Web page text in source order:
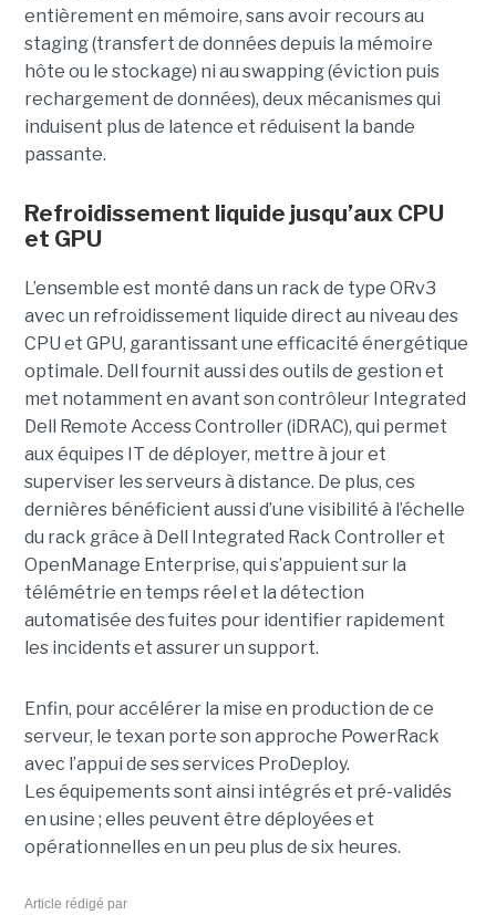
entièrement en mémoire, sans avoir recours au
staging (transfert de données depuis la mémoire
hôte ou le stockage) ni au swapping (éviction puis
rechargement de données), deux mécanismes qui
induisent plus de latence et réduisent la bande
passante.
Refroidissement liquide jusqu’aux CPU
et GPU
L’ensemble est monté dans un rack de type ORv3
avec un refroidissement liquide direct au niveau des
CPU et GPU, garantissant une efficacité énergétique
optimale. Dell fournit aussi des outils de gestion et
met notamment en avant son contrôleur Integrated
Dell Remote Access Controller (iDRAC), qui permet
aux équipes IT de déployer, mettre à jour et
superviser les serveurs à distance. De plus, ces
dernières bénéficient aussi d’une visibilité à l’échelle
du rack grâce à Dell Integrated Rack Controller et
OpenManage Enterprise, qui s’appuient sur la
télémétrie en temps réel et la détection
automatisée des fuites pour identifier rapidement
les incidents et assurer un support.
Enfin, pour accélérer la mise en production de ce
serveur, le texan porte son approche PowerRack
avec l’appui de ses services ProDeploy.
Les équipements sont ainsi intégrés et pré-validés
en usine ; elles peuvent être déployées et
opérationnelles en un peu plus de six heures.
Article rédigé par